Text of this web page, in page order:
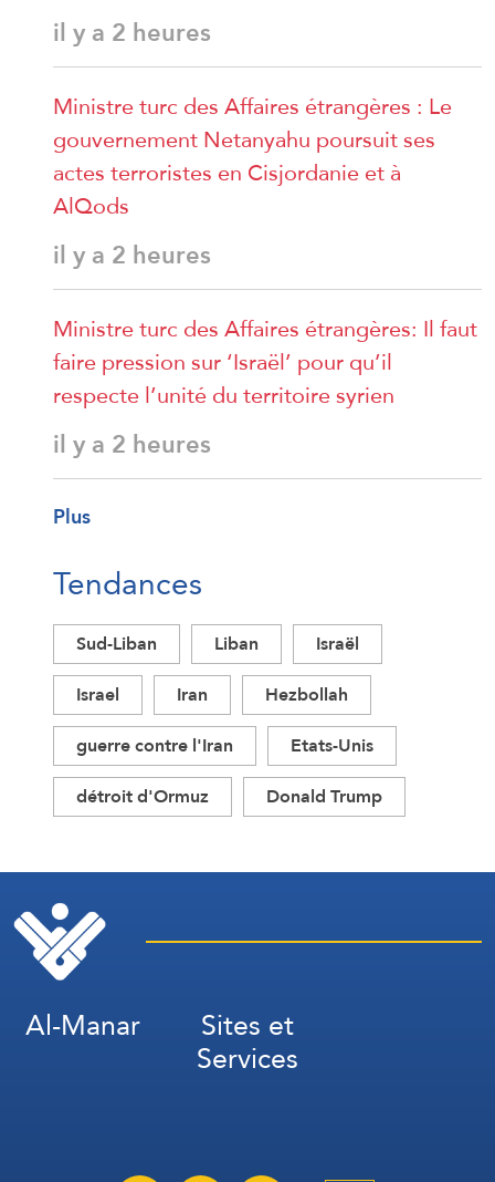
il y a 2 heures
Ministre turc des Affaires étrangères : Le
gouvernement Netanyahu poursuit ses
actes terroristes en Cisjordanie et à
AlQods
il y a 2 heures
Ministre turc des Affaires étrangères: Il faut
faire pression sur ‘Israël’ pour qu’il
respecte l’unité du territoire syrien
il y a 2 heures
Plus
Tendances
Sud-Liban Liban
Israël
Israel
Iran
Hezbollah
guerre contre l'Iran
Etats-Unis
détroit d'Ormuz
Donald Trump
Al-Manar Sites et
Services